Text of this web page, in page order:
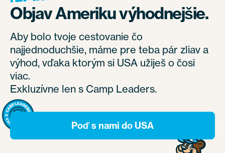
Objav Ameriku výhodnejšie.
Aby bolo tvoje cestovanie čo
najjednoduchšie, máme pre teba pár zliav a
výhod, vďaka ktorým si USA užiješ o čosi
viac.
Exkluzívne len s Camp Leaders.
Poď s nami do USA